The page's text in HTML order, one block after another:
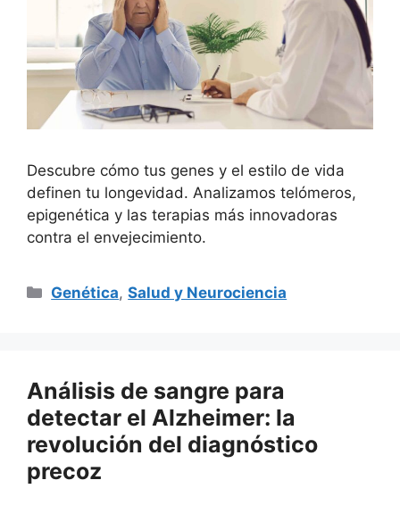
Descubre cómo tus genes y el estilo de vida
definen tu longevidad. Analizamos telómeros,
epigenética y las terapias más innovadoras
contra el envejecimiento.
Categorías
Genética,Salud y Neurociencia
Análisis de sangre para
detectar el Alzheimer: la
revolución del diagnóstico
precoz